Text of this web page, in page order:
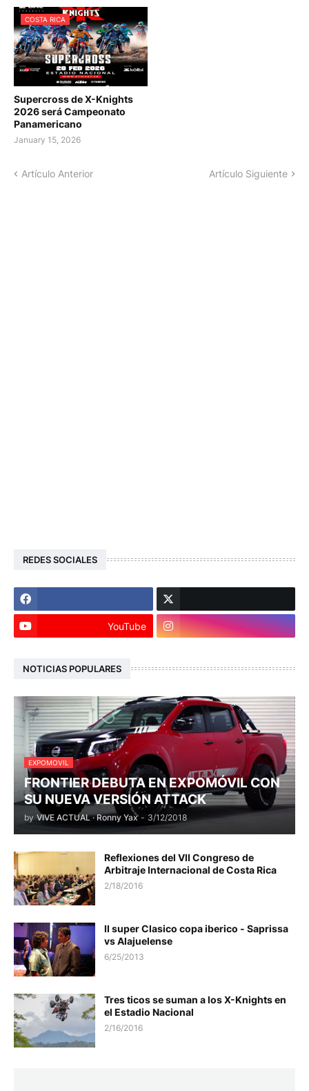
COSTA RICA
Supercross de X-Knights
2026 será Campeonato
Panamericano
January 15, 2026
Artículo Anterior Artículo Siguiente
REDES SOCIALES
YouTube
NOTICIAS POPULARES
EXPOMOVIL
FRONTIER DEBUTA EN EXPOMÓVIL CON
SU NUEVA VERSIÓN ATTACK
by VIVE ACTUAL · Ronny Yax - 3/12/2018
Reflexiones del VII Congreso de
Arbitraje Internacional de Costa Rica
2/18/2016
II super Clasico copa iberico - Saprissa
vs Alajuelense
6/25/2013
Tres ticos se suman a los X-Knights en
el Estadio Nacional
2/16/2016